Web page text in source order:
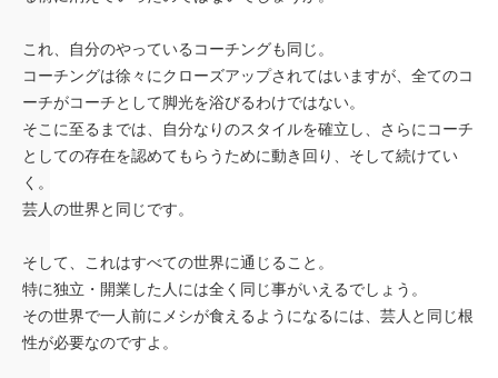
これ、自分のやっているコーチングも同じ。
コーチングは徐々にクローズアップされてはいますが、全てのコ
ーチがコーチとして脚光を浴びるわけではない。
そこに至るまでは、自分なりのスタイルを確立し、さらにコーチ
としての存在を認めてもらうために動き回り、そして続けてい
く。
芸人の世界と同じです。
そして、これはすべての世界に通じること。
特に独立・開業した人には全く同じ事がいえるでしょう。
その世界で一人前にメシが食えるようになるには、芸人と同じ根
性が必要なのですよ。